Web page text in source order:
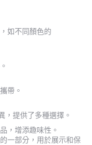
如不同顏色的
帶。
，提供了多種選擇。
，增添趣味性。
一部分，用於展示和保